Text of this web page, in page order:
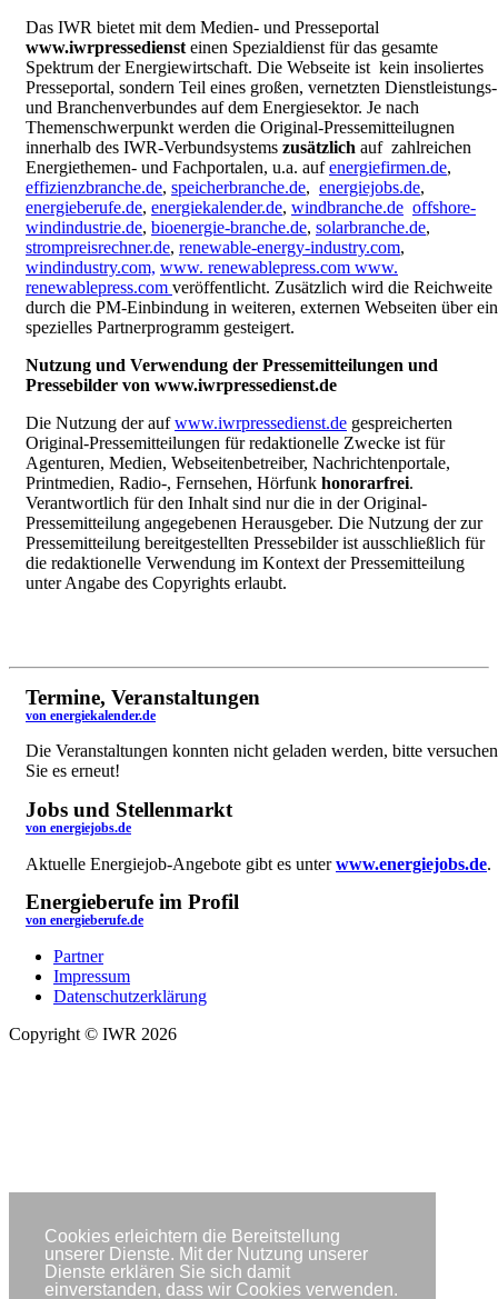
Cookies erleichtern die Bereitstellung
unserer Dienste. Mit der Nutzung unserer
Dienste erklären Sie sich damit
einverstanden, dass wir Cookies verwenden.
Das IWR bietet mit dem Medien- und Presseportal
www.iwrpressedienst einen Spezialdienst für das gesamte
Spektrum der Energiewirtschaft. Die Webseite ist kein insoliertes
Presseportal, sondern Teil eines großen, vernetzten Dienstleistungs-
und Branchenverbundes auf dem Energiesektor. Je nach
Themenschwerpunkt werden die Original-Pressemitteilugnen
innerhalb des IWR-Verbundsystems zusätzlich auf zahlreichen
Energiethemen- und Fachportalen, u.a. aufenergiefirmen.de,
effizienzbranche.de, speicherbranche.de, energiejobs.de,
energieberufe.de, energiekalender.de, windbranche.de offshore-
windindustrie.de, bioenergie-branche.de, solarbranche.de,
strompreisrechner.de, renewable-energy-industry.com,
windindustry.com, www. renewablepress.com www.
renewablepress.com veröffentlicht. Zusätzlich wird die Reichweite
durch die PM-Einbindung in weiteren, externen Webseiten über ein
spezielles Partnerprogramm gesteigert.
Nutzung und Verwendung der Pressemitteilungen und
Pressebilder von www.iwrpressedienst.de
Die Nutzung der aufwww.iwrpressedienst.de gespreicherten
Original-Pressemitteilungen für redaktionelle Zwecke ist für
Agenturen, Medien, Webseitenbetreiber, Nachrichtenportale,
Printmedien, Radio-, Fernsehen, Hörfunk honorarfrei.
Verantwortlich für den Inhalt sind nur die in der Original-
Pressemitteilung angegebenen Herausgeber. Die Nutzung der zur
Pressemitteilung bereitgestellten Pressebilder ist ausschließlich für
die redaktionelle Verwendung im Kontext der Pressemitteilung
unter Angabe des Copyrights erlaubt.
Termine, Veranstaltungen
von energiekalender.de
Die Veranstaltungen konnten nicht geladen werden, bitte versuchen
Sie es erneut!
Jobs und Stellenmarkt
von energiejobs.de
Aktuelle Energiejob-Angebote gibt es unterwww.energiejobs.de.
Energieberufe im Profil
von energieberufe.de
Partner
Impressum
Datenschutzerklärung
Copyright © IWR 2026